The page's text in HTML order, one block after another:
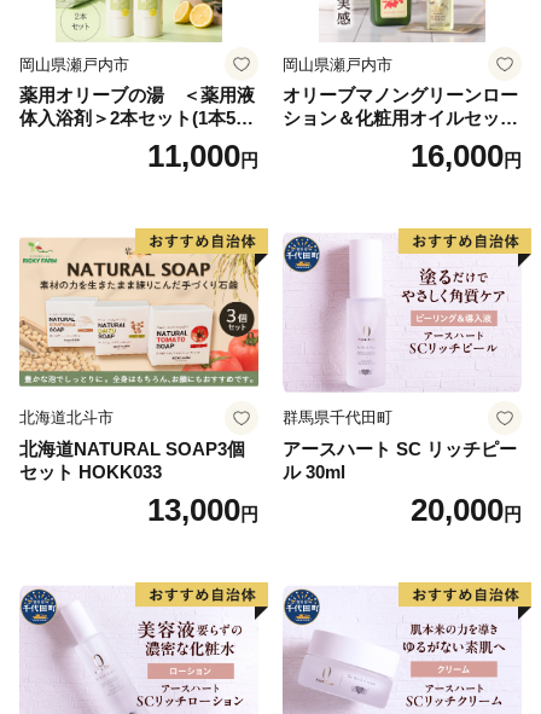
岡山県瀬戸内市
薬用オリーブの湯 ＜薬用液
体入浴剤＞2本セット(1本500
11,000円
岡山県瀬戸内市
オリーブマノングリーンロー
ション＆化粧用オイルセット
美容グッズ スキンケア 化粧
16,000円
北海道北斗市
北海道NATURAL SOAP3個
セット HOKK033
13,000円
群馬県千代田町
アースハート SC リッチピー
ル 30ml
20,000円